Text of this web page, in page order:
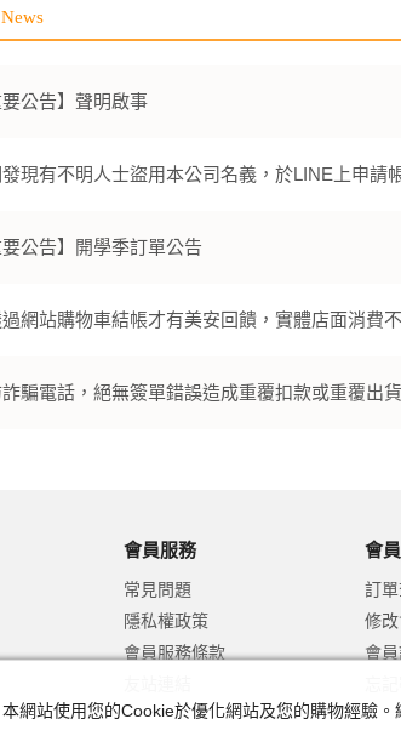
News
要公告】聲明啟事
現有不明人士盜用本公司名義，於LINE上申請
要公告】開學季訂單公告
網站購物車結帳才有美安回饋，實體店面消費
騙電話，絕無簽單錯誤造成重覆扣款或重覆出
會員服務
常見問題
隱私權政策
會員服務條款
會
訂
修
會
本網站使用您的Cookie於優化網站及您的購物經驗